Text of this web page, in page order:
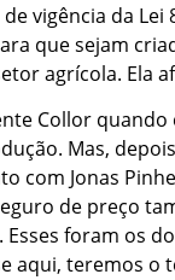
vigência da
que sejam
agrícola.
Collor quando
Mas,
com Jonas
de preço
foram os
aqui, teremos